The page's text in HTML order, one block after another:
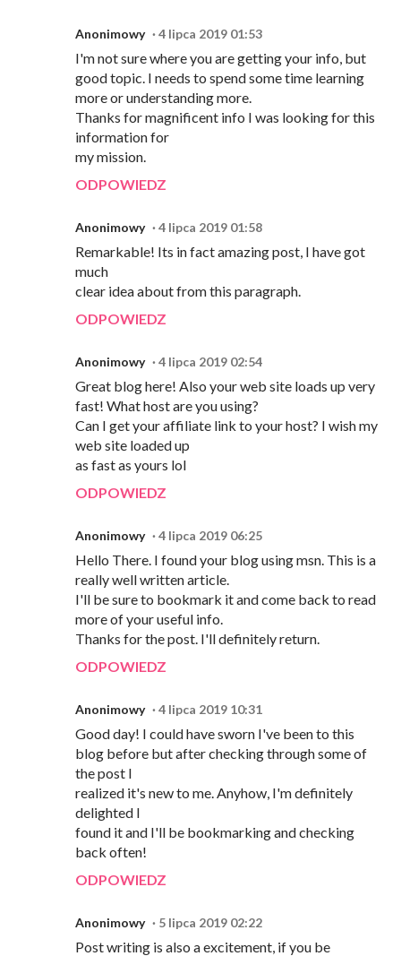
Anonimowy 4 lipca 2019 01:53
I'm not sure where you are getting your info, but
good topic. I needs to spend some time learning
more or understanding more.
Thanks for magnificent info I was looking for this
information for
my mission.
ODPOWIEDZ
Anonimowy 4 lipca 2019 01:58
Remarkable! Its in fact amazing post, I have got
much
clear idea about from this paragraph.
ODPOWIEDZ
Anonimowy 4 lipca 2019 02:54
Great blog here! Also your web site loads up very
fast! What host are you using?
Can I get your affiliate link to your host? I wish my
web site loaded up
as fast as yours lol
ODPOWIEDZ
Anonimowy 4 lipca 2019 06:25
Hello There. I found your blog using msn. This is a
really well written article.
I'll be sure to bookmark it and come back to read
more of your useful info.
Thanks for the post. I'll definitely return.
ODPOWIEDZ
Anonimowy 4 lipca 2019 10:31
Good day! I could have sworn I've been to this
blog before but after checking through some of
the post I
realized it's new to me. Anyhow, I'm definitely
delighted I
found it and I'll be bookmarking and checking
back often!
ODPOWIEDZ
Anonimowy 5 lipca 2019 02:22
Post writing is also a excitement, if you be